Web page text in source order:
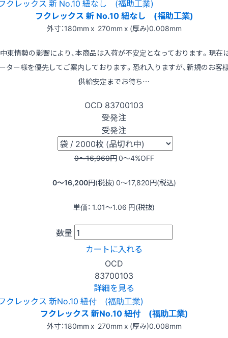
フクレックス 新 No.10 紐なし (福助工業)
外寸：180mm x 270mm x (厚み)0.008mm
東情勢の影響により、本商品は入荷が不安定となっております。現在
ター様を優先してご案内しております。恐れ入りますが、新規のお客
供給安定までお待ち…
OCD 83700103
受発注
受発注
0〜16,960円0〜4%OFF
0〜16,200円(税抜) 0〜17,820円(税込)
単価： 1.01〜1.06 円(税抜)
数量
カートに入れる
OCD
83700103
詳細を見る
フクレックス 新No.10 紐付 (福助工業)
外寸：180mm x 270mm x (厚み)0.008mm